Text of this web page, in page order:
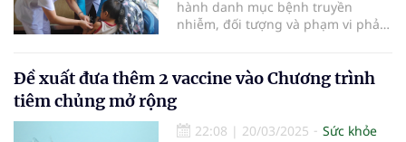
hành danh mục bệnh truyền
nhiễm, đối tượng và phạm vi phải
Đề xuất đưa thêm 2 vaccine vào Chương trình
tiêm chủng mở rộng
22:08 | 20/03/2025
Sức khỏe